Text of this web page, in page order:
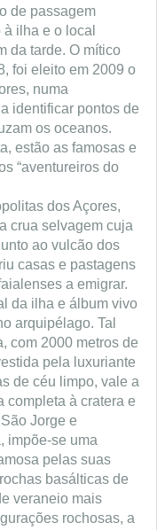
de passagem
ilha e o local
da tarde. O mítico
foi eleito em 2009 o
numa
identificar pontos de
os oceanos.
estão as famosas e
“aventureiros do
dos Açores,
crua selvagem cuja
ao vulcão dos
casas e pastagens
a emigrar.
da ilha e álbum vivo
arquipélago. Tal
com 2000 metros de
pela luxuriante
de céu limpo, vale a
completa à cratera e
Jorge e
impõe-se uma
pelas suas
basálticas de
veraneio mais
rochosas, a